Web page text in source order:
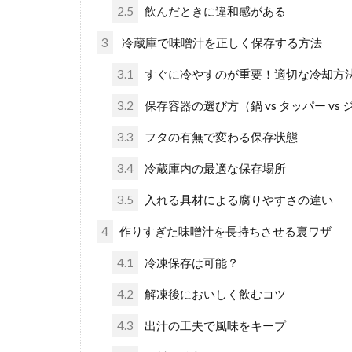
2.5 飲んだときに違和感がある
3 冷蔵庫で味噌汁を正しく保存する方法
3.1 すぐに冷やすのが重要！適切な冷却方
3.2 保存容器の選び方（鍋 vs タッパー vs
3.3 フタの有無で変わる保存状態
3.4 冷蔵庫内の最適な保存場所
3.5 入れる具材による腐りやすさの違い
4 作りすぎた味噌汁を長持ちさせる裏ワザ
4.1 冷凍保存は可能？
4.2 解凍後においしく飲むコツ
4.3 出汁の工夫で風味をキープ